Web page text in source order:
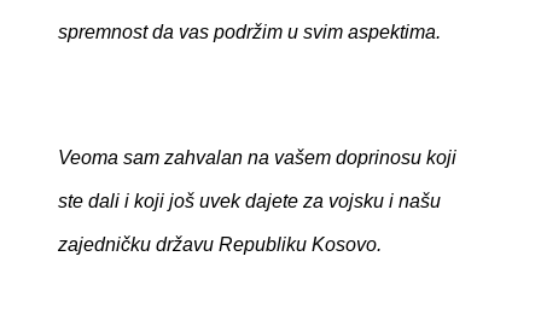
spremnost da vas podržim u svim aspektima.
Veoma sam zahvalan na vašem doprinosu koji
ste dali i koji još uvek dajete za vojsku i našu
zajedničku državu Republiku Kosovo.